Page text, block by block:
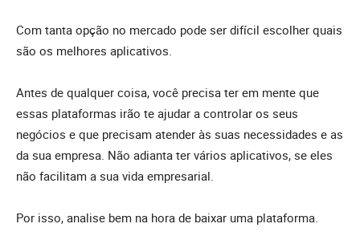
Com tanta opção no mercado pode ser difícil escolher quais
são os melhores aplicativos.
Antes de qualquer coisa, você precisa ter em mente que
essas plataformas irão te ajudar a controlar os seus
negócios e que precisam atender às suas necessidades e as
da sua empresa. Não adianta ter vários aplicativos, se eles
não facilitam a sua vida empresarial.
Por isso, analise bem na hora de baixar uma plataforma.